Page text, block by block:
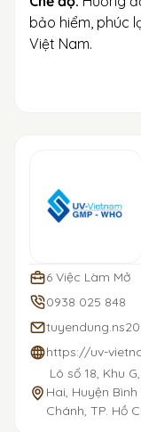
bảo hiểm, phúc
Việt Nam.
6 Việc Làm Mở
0938 025 848
https://uv-
Lô số 18, Khu
Hai, Huyện
Chánh, TP. Hồ